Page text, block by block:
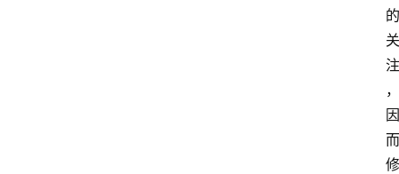
的
关
注
，
因
而
修